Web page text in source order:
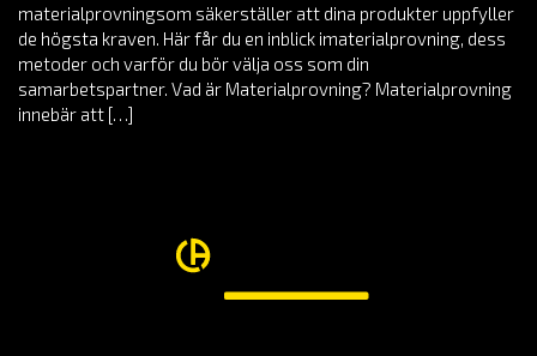
materialprovningsom säkerställer att dina produkter uppfyller
de högsta kraven. Här får du en inblick imaterialprovning, dess
metoder och varför du bör välja oss som din
samarbetspartner. Vad är Materialprovning? Materialprovning
innebär att […]